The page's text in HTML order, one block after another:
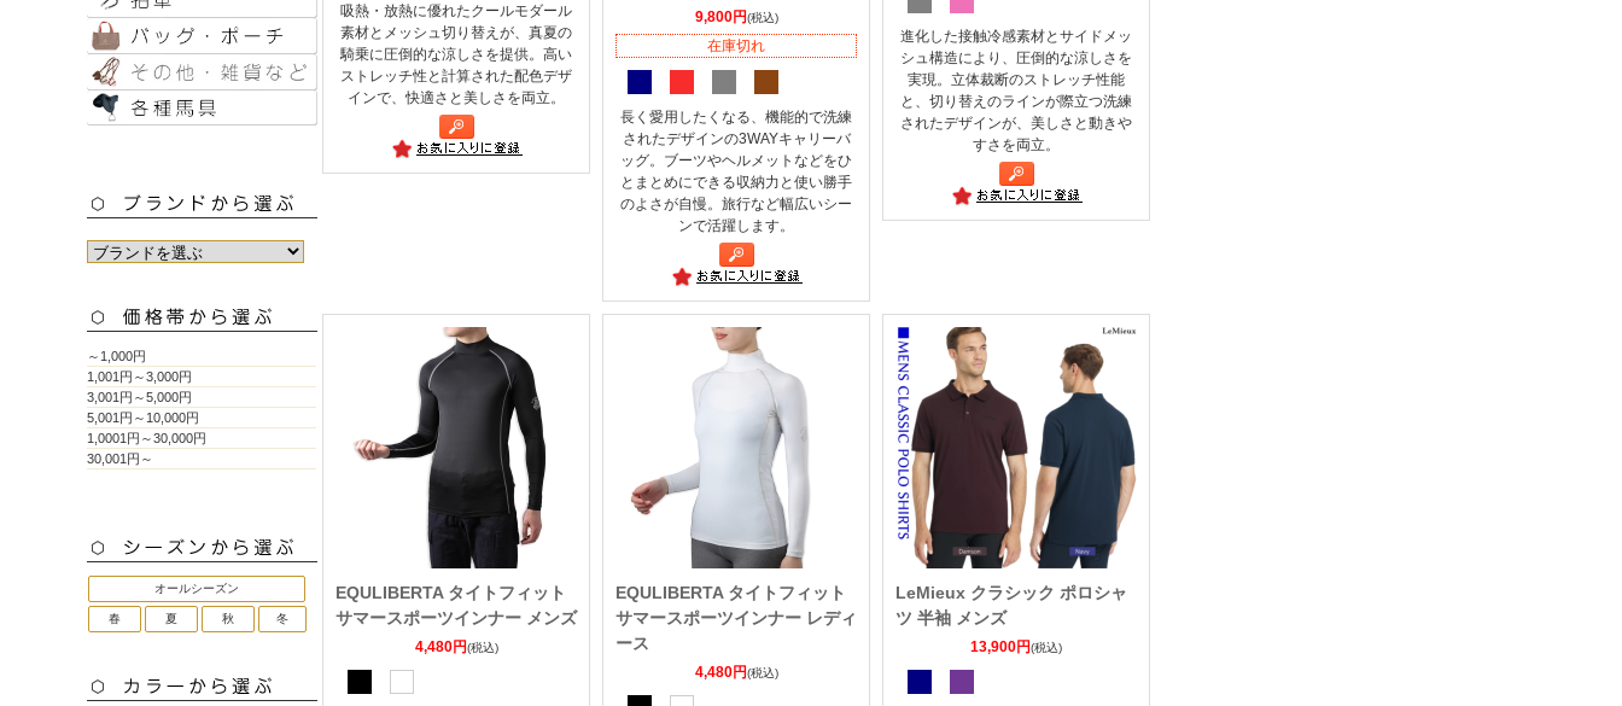
～1,000円
1,001円～3,000円
3,001円～5,000円
5,001円～10,000円
1,0001円～30,000円
30,001円～
オールシーズン
春 夏 秋 冬
吸熱・放熱に優れたクールモダール
素材とメッシュ切り替えが、真夏の
騎乗に圧倒的な涼しさを提供。高い
ストレッチ性と計算された配色デザ
インで、快適さと美しさを両立。
9,800円(税込)
在庫切れ
長く愛用したくなる、機能的で洗練
されたデザインの3WAYキャリーバ
ッグ。ブーツやヘルメットなどをひ
とまとめにできる収納力と使い勝手
のよさが自慢。旅行など幅広いシー
ンで活躍します。
進化した接触冷感素材とサイドメッ
シュ構造により、圧倒的な涼しさを
実現。立体裁断のストレッチ性能
と、切り替えのラインが際立つ洗練
されたデザインが、美しさと動きや
すさを両立。
EQULIBERTA タイトフィット
サマースポーツインナー メンズ
4,480円(税込)
EQULIBERTA タイトフィット
サマースポーツインナー レディ
ース
4,480円(税込)
LeMieux クラシック ポロシャ
ツ 半袖 メンズ
13,900円(税込)